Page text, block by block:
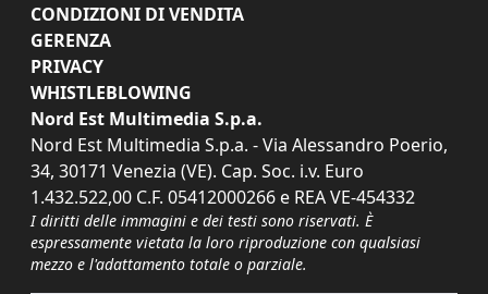
CONDIZIONI DI VENDITA
GERENZA
PRIVACY
WHISTLEBLOWING
Nord Est Multimedia S.p.a.
Nord Est Multimedia S.p.a. - Via Alessandro Poerio,
34, 30171 Venezia (VE). Cap. Soc. i.v. Euro
1.432.522,00 C.F. 05412000266 e REA VE-454332
I diritti delle immagini e dei testi sono riservati. È
espressamente vietata la loro riproduzione con qualsiasi
mezzo e l'adattamento totale o parziale.